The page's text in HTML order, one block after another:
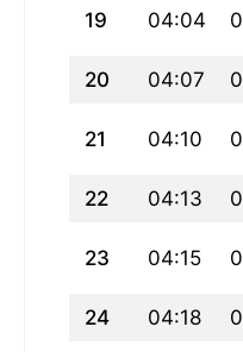
19 04:04
20 04:07
21 04:10
22 04:13
23 04:15
24 04:18